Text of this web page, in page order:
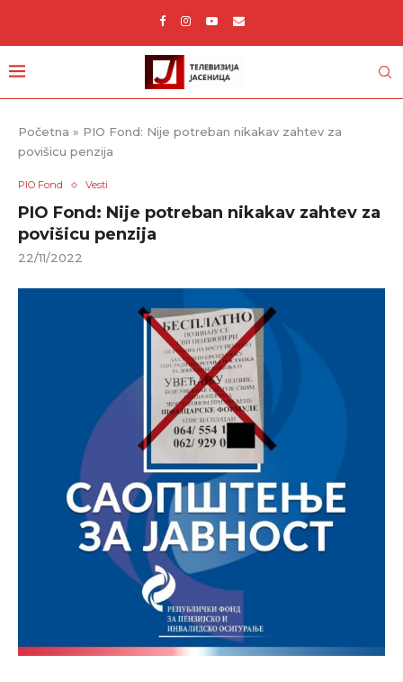
Početna » PIO Fond: Nije potreban nikakav zahtev za
povišicu penzija
PIO Fond Vesti
PIO Fond: Nije potreban nikakav zahtev za
povišicu penzija
22/11/2022